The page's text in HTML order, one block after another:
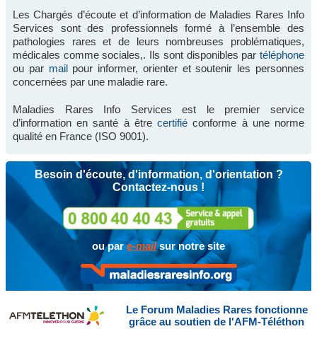
Les Chargés d’écoute et d’information de Maladies Rares Info
Services sont des professionnels formé à l’ensemble des
pathologies rares et de leurs nombreuses problématiques,
médicales comme sociales,. Ils sont disponibles par téléphone
ou par mailpour informer, orienter et soutenir les personnes
concernées par une maladie rare.
Maladies Rares Info Services est le premier service
d’information en santé à êtrecertifié conforme à une norme
qualité en France (ISO 9001).
Besoin d'écoute, d'information, d'orientation ?
Contactez-nous !
ou pare-mailsur notre site
Le Forum Maladies Rares fonctionne
grâce au soutien de l'AFM-Téléthon